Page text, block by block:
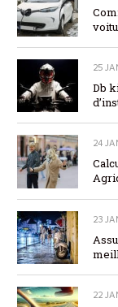
25
Db
24
23
22